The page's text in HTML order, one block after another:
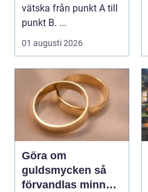
vätska från punkt A till
punkt B. ...
01 augusti 2026
Göra om
guldsmycken så
förvandlas minnen